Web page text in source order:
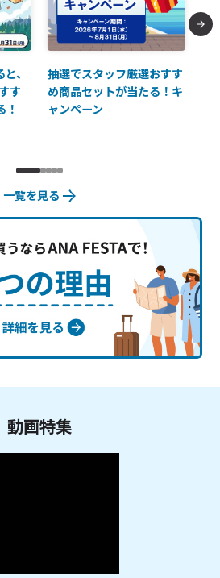
、
す
！
抽選でスタッフ厳選おすす
め商品セットが当たる！キ
ャンペーン
一覧を見る
動画特集